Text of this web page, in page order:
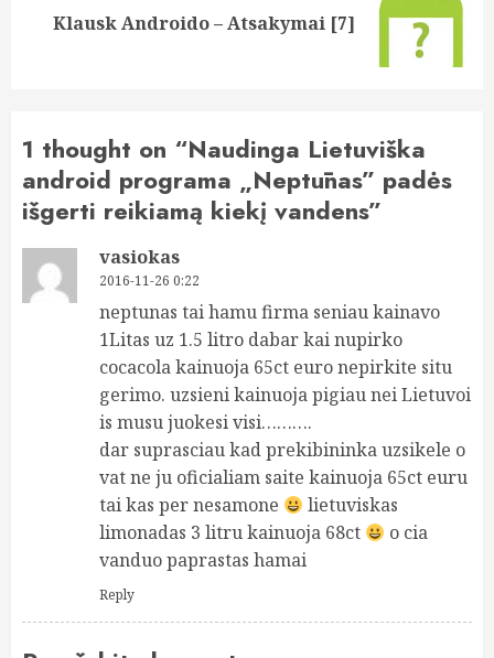
Next
Klausk Androido – Atsakymai [7]
1 thought on “Naudinga Lietuviška
android programa „Neptūnas” padės
išgerti reikiamą kiekį vandens”
vasiokas
2016-11-26 0:22
neptunas tai hamu firma seniau kainavo
1Litas uz 1.5 litro dabar kai nupirko
cocacola kainuoja 65ct euro nepirkite situ
gerimo. uzsieni kainuoja pigiau nei Lietuvoi
is musu juokesi visi……….
dar suprasciau kad prekibininka uzsikele o
vat ne ju oficialiam saite kainuoja 65ct euru
tai kas per nesamone
lietuviskas
limonadas 3 litru kainuoja 68ct
o cia
vanduo paprastas hamai
Reply